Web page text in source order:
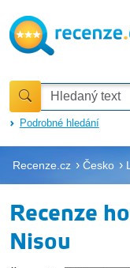
Podrobné hledání
Recenze.cz Česko
Recenze
Nisou